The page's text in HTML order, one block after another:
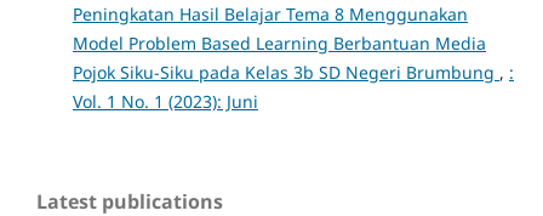
Peningkatan Hasil Belajar Tema 8 Menggunakan
Model Problem Based Learning Berbantuan Media
Pojok Siku-Siku pada Kelas 3b SD Negeri Brumbung , :
Vol. 1 No. 1 (2023): Juni
Latest publications